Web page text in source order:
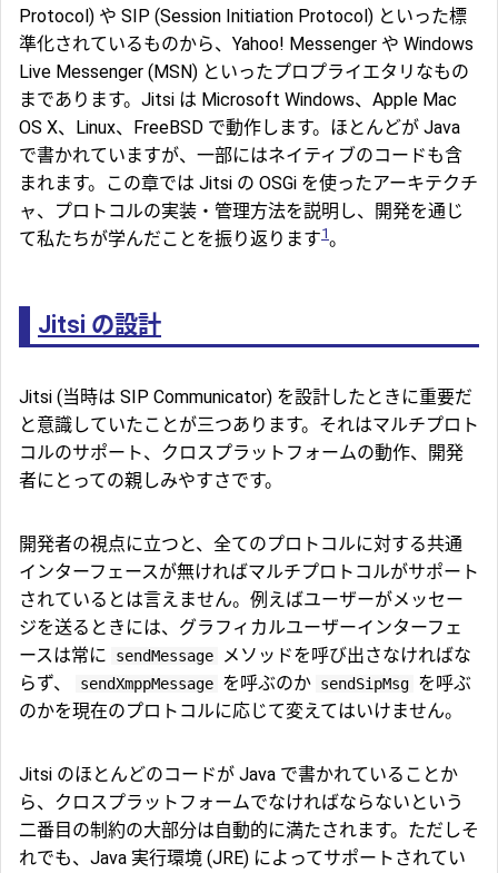
Protocol) や SIP (Session Initiation Protocol) といった標
準化されているものから、Yahoo! Messenger や Windows
Live Messenger (MSN) といったプロプライエタリなもの
まであります。Jitsi は Microsoft Windows、Apple Mac
OS X、Linux、FreeBSD で動作します。ほとんどが Java
で書かれていますが、一部にはネイティブのコードも含
まれます。この章では Jitsi の OSGi を使ったアーキテクチ
ャ、プロトコルの実装・管理方法を説明し、開発を通じ
て私たちが学んだことを振り返ります1。
Jitsi の設計
Jitsi (当時は SIP Communicator) を設計したときに重要だ
と意識していたことが三つあります。それはマルチプロト
コルのサポート、クロスプラットフォームの動作、開発
者にとっての親しみやすさです。
開発者の視点に立つと、全てのプロトコルに対する共通
インターフェースが無ければマルチプロトコルがサポート
されているとは言えません。例えばユーザーがメッセー
ジを送るときには、グラフィカルユーザーインターフェ
ースは常に
sendMessage
メソッドを呼び出さなければな
らず、
sendXmppMessage を呼ぶのか sendSipMsg を呼ぶ
のかを現在のプロトコルに応じて変えてはいけません。
Jitsi のほとんどのコードが Java で書かれていることか
ら、クロスプラットフォームでなければならないという
二番目の制約の大部分は自動的に満たされます。ただしそ
れでも、Java 実行環境 (JRE) によってサポートされてい